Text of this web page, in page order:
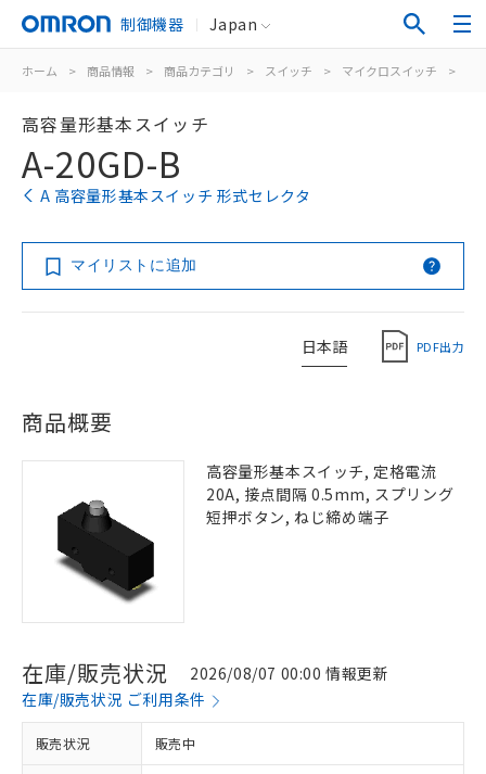
制御機器 Japan
ホーム > 商品情報 > 商品カテゴリ > スイッチ > マイクロスイッチ >
高容量形基本スイッチ
A-20GD-B
A 高容量形基本スイッチ 形式セレクタ
マイリストに追加
日本語 PDF出力
商品概要
高容量形基本スイッチ, 定格電流
20A, 接点間隔 0.5mm, スプリング
短押ボタン, ねじ締め端子
在庫/販売状況
2026/08/07 00:00 情報更新
在庫/販売状況 ご利用条件
販売状況 販売中